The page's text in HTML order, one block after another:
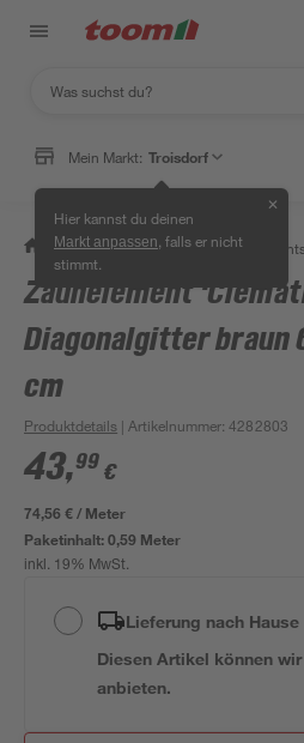
Mein Markt: Troisdorf
Hier kannst du deinen
Markt anpassen , falls er nicht
stimmt.
✕
/ Garten & Freizeit / Zäune &
Zaunelement
Diagonalgitter braun
cm
Produktdetails | Artikelnummer:4282803
43,99 €
74,56 € / Meter
Paketinhalt:0,59 Meter
inkl. 19% MwSt.
Lieferung nach Hause
Diesen Artikel können
anbieten.